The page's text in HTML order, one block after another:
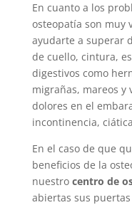
En cuanto a los
osteopatía son muy
ayudarte a superar
de cuello, cintura,
digestivos como
migrañas, mareos y
dolores en el
incontinencia,
En el caso de que
beneficios de la
nuestro centro de
abiertas sus